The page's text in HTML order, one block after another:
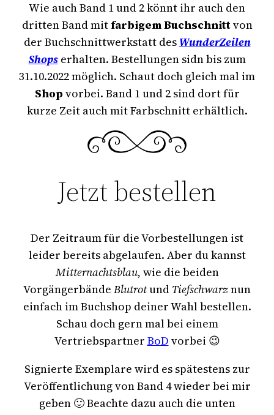
Wie auch Band 1 und 2 könnt ihr auch den
dritten Band mitfarbigem Buchschnittvon
der Buchschnittwerkstatt des WunderZeilen
Shopserhalten. Bestellungen sidn bis zum
31.10.2022 möglich. Schaut doch gleich mal im
Shop vorbei. Band 1 und 2 sind dort für
kurze Zeit auch mit Farbschnitt erhältlich.
Jetzt bestellen
Der Zeitraum für die Vorbestellungen ist
leider bereits abgelaufen. Aber du kannst
Mitternachtsblau, wie die beiden
Vorgängerbände Blutrotund Tiefschwarznun
einfach im Buchshop deiner Wahl bestellen.
Schau doch gern mal bei einem
Vertriebspartner BoD vorbei 😉
Signierte Exemplare wird es spätestens zur
Veröffentlichung von Band 4 wieder bei mir
geben 🙂 Beachte dazu auch die unten